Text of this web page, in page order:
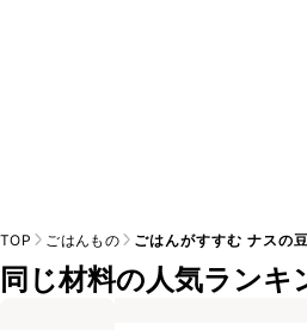
TOP ごはんもの ごはんがすすむ ナスの
同じ材料の人気ランキ